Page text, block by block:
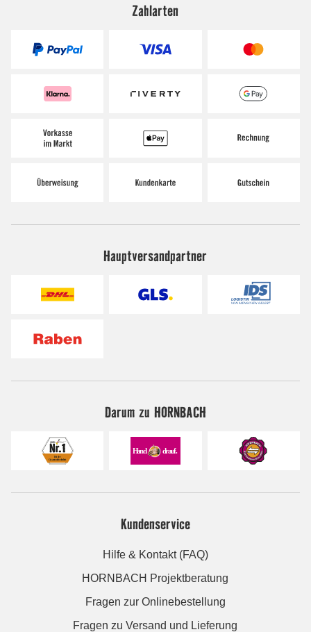
Zahlarten
Hauptversandpartner
Darum zu HORNBACH
Kundenservice
Hilfe & Kontakt (FAQ)
HORNBACH Projektberatung
Fragen zur Onlinebestellung
Fragen zu Versand und Lieferung